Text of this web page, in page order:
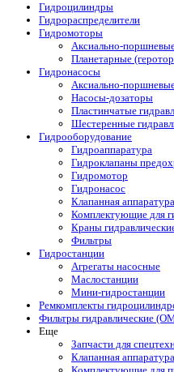
Гидроцилиндры
Гидрораспределители
Гидромоторы
Аксиально-
Планетарные
Гидронасосы
Аксиально-
Насосы-дозаторы
Пластинчатые
Шестеренные
Гидрооборудование
Гидроаппаратура
Гидроклапаны
Гидромотор
Гидронасос
Клапанная аппаратура
Комплектующие для
Краны
Фильтры
Гидростанции
Агрегаты насосные
Маслостанции
Мини-гидростанции
Ремкомплекты
Фильтры гидравлические
Еще
Запчасти для
Клапанная